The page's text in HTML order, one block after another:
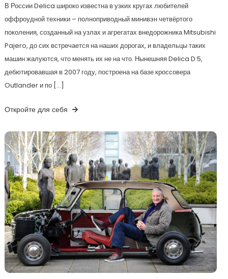
В России Delica широко известна в узких кругах любителей
оффроудной техники – полноприводный минивэн четвёртого
поколения, созданный на узлах и агрегатах внедорожника Mitsubishi
Pajero, до сих встречается на наших дорогах, и владельцы таких
машин жалуются, что менять их не на что. Нынешняя Delica D:5,
дебютировавшая в 2007 году, построена на базе кроссовера
Outlander и по […]
Откройте для себя